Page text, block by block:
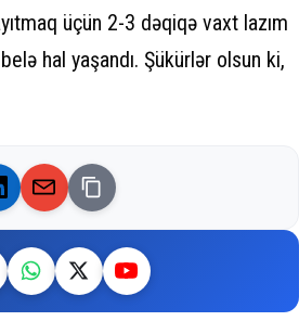
üçün 2-3 dəqiqə vaxt lazım
hal yaşandı. Şükürlər olsun ki,